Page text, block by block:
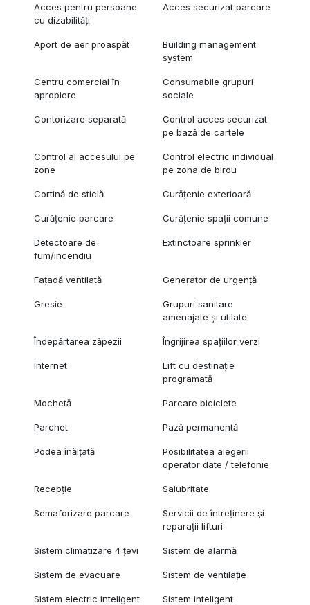
Acces pentru persoane
cu dizabilități
Acces securizat parcare
Aport de aer proaspăt
Building management
system
Centru comercial în
apropiere
Consumabile grupuri
sociale
Contorizare separată
Control acces securizat
pe bază de cartele
Control al accesului pe
zone
Control electric individual
pe zona de birou
Cortină de sticlă Curățenie exterioară
Curățenie parcare Curățenie spații comune
Detectoare de
fum/incendiu
Extinctoare sprinkler
Fațadă ventilată Generator de urgență
Gresie
Grupuri sanitare
amenajate și utilate
Îndepărtarea zăpezii Îngrijirea spațiilor verzi
Internet
Lift cu destinație
programată
Mochetă Parcare biciclete
Parchet Pază permanentă
Podea înălțată
Posibilitatea alegerii
operator date / telefonie
Recepție Salubritate
Semaforizare parcare
Servicii de întreținere și
reparații lifturi
Sistem climatizare 4 țevi Sistem de alarmă
Sistem de evacuare Sistem de ventilație
Sistem electric inteligent
Sistem inteligent